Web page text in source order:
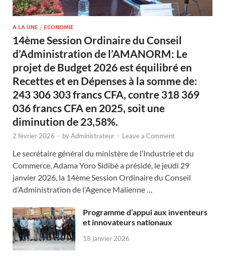
A LA UNE / ECONOMIE
14ème Session Ordinaire du Conseil
d’Administration de l’AMANORM: Le
projet de Budget 2026 est équilibré en
Recettes et en Dépenses à la somme de:
243 306 303 francs CFA, contre 318 369
036 francs CFA en 2025, soit une
diminution de 23,58%.
2 février 2026 - byAdministrateur - Leave a Comment
Le secrétaire général du ministère de l’Industrie et du
Commerce, Adama Yoro Sidibé a présidé, le jeudi 29
janvier 2026, la 14ème Session Ordinaire du Conseil
d’Administration de l’Agence Malienne …
Programme d’appui aux inventeurs
et innovateurs nationaux
18 janvier 2026